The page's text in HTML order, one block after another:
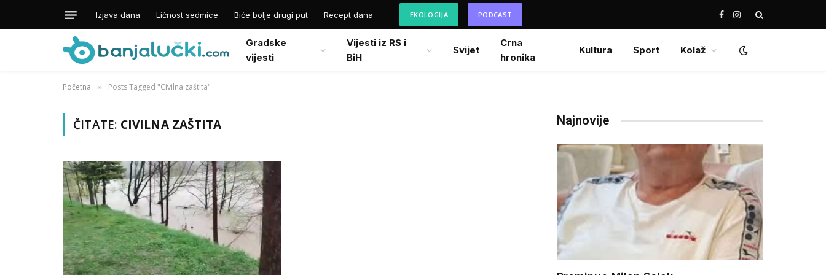
Izjava dana Ličnost sedmice Biće bolje drugi put Recept dana EKOLOGIJA PODCAST Facebook
Instagram
Gradske
vijesti
Vijesti iz RS i
BiH
Svijet
Crna
hronika
Kultura Sport Kolaž
Početna » Posts Tagged "Civilna zaštita"
ČITATE: CIVILNA ZAŠTITA Najnovije